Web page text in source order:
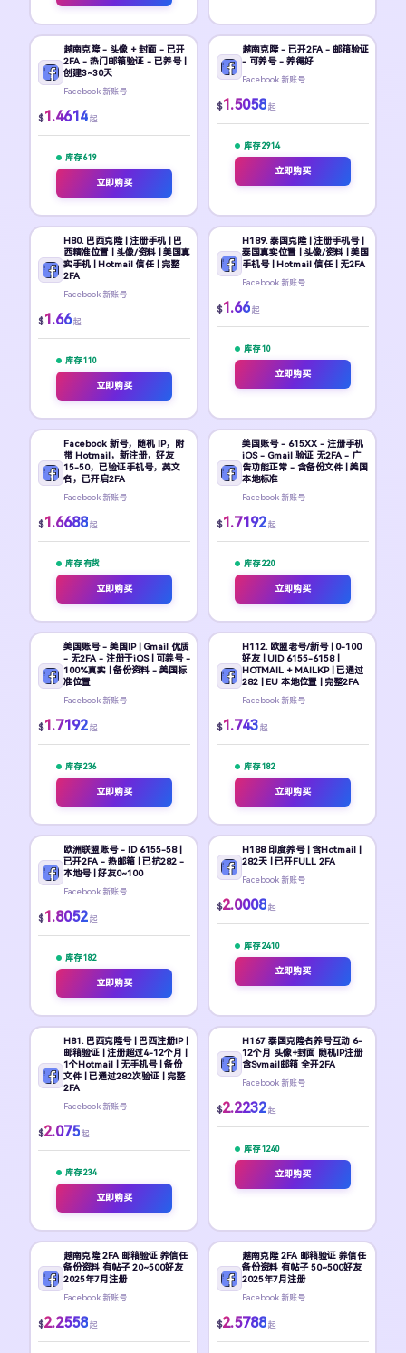
越南克隆 - 头像 + 封面 - 已开
2FA - 热门邮箱验证 - 已养号 |
创建3~30天
Facebook 新账号
$1.4614 起
库存 619
立即购买
越南克隆 - 已开2FA - 邮箱验证
- 可养号 - 养得好
Facebook 新账号
$1.5058 起
库存 2914
立即购买
H80. 巴西克隆 | 注册手机 | 巴
西精准位置 | 头像/资料 | 美国真
实手机 | Hotmail 信任 | 完整
2FA
Facebook 新账号
$1.66 起
库存 110
立即购买
H189. 泰国克隆 | 注册手机号 |
泰国真实位置 | 头像/资料 | 美国
手机号 | Hotmail 信任 | 无2FA
Facebook 新账号
$1.66 起
库存 10
立即购买
Facebook 新号，随机 IP，附
带 Hotmail，新注册，好友
15-50，已验证手机号，英文
名，已开启2FA
Facebook 新账号
$1.6688 起
库存 有货
立即购买
美国账号 - 615XX - 注册手机
iOS - Gmail 验证 无2FA - 广
告功能正常 - 含备份文件 | 美国
本地标准
Facebook 新账号
$1.7192 起
库存 220
立即购买
美国账号 - 美国IP | Gmail 优质
- 无2FA - 注册于iOS | 可养号 -
100%真实 | 备份资料 - 美国标
准位置
Facebook 新账号
$1.7192 起
库存 236
立即购买
H112. 欧盟老号/新号 | 0-100
好友 | UID 6155-6158 |
HOTMAIL + MAILKP | 已通过
282 | EU 本地位置 | 完整2FA
Facebook 新账号
$1.743 起
库存 182
立即购买
欧洲联盟账号 - ID 6155-58 |
已开2FA - 热邮箱 | 已抗282 -
本地号 | 好友0~100
Facebook 新账号
$1.8052 起
库存 182
立即购买
H188 印度养号 | 含Hotmail |
282天 | 已开FULL 2FA
Facebook 新账号
$2.0008 起
库存 2410
立即购买
H81. 巴西克隆号 | 巴西注册IP |
邮箱验证 | 注册超过4-12个月 |
1个Hotmail | 无手机号 | 备份
文件 | 已通过282次验证 | 完整
2FA
Facebook 新账号
$2.075 起
库存 234
立即购买
H167 泰国克隆名养号互动 6-
12个月 头像+封面 随机IP注册
含Svmail邮箱 全开2FA
Facebook 新账号
$2.2232 起
库存 1240
立即购买
越南克隆 2FA 邮箱验证 养信任
备份资料 有帖子 20~500好友
2025年7月注册
Facebook 新账号
$2.2558 起
越南克隆 2FA 邮箱验证 养信任
备份资料 有帖子 50~500好友
2025年7月注册
Facebook 新账号
$2.5788 起